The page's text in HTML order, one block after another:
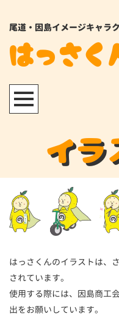
尾道・因島イメージキャラ
はっさく
イラ
はっさくんのイラストは、
されています。
使用する際には、因島商工
出をお願いしています。